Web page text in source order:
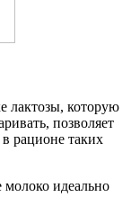
лактозы, которую
позволяет
рационе таких
молоко идеально